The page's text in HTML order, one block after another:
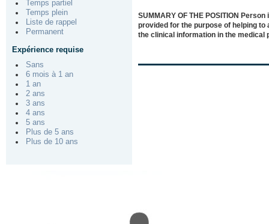
Temps partiel
Temps plein
Liste de rappel
Permanent
Expérience requise
Sans
6 mois à 1 an
1 an
2 ans
3 ans
4 ans
5 ans
Plus de 5 ans
Plus de 10 ans
SUMMARY OF THE POSITION
provided for the purpose of helping
the clinical information in the